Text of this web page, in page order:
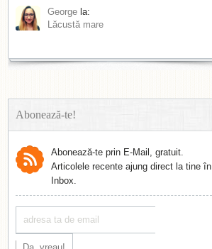
George la:
Lăcustă mare
Abonează-te!
Abonează-te prin E-Mail, gratuit.
Articolele recente ajung direct la tine în
Inbox.